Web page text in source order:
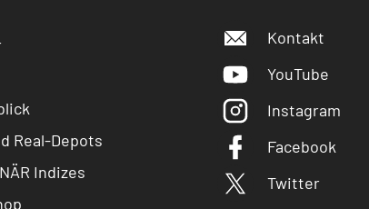
Real-Depots
Indizes
Kontakt
YouTube
Instagram
Facebook
Twitter